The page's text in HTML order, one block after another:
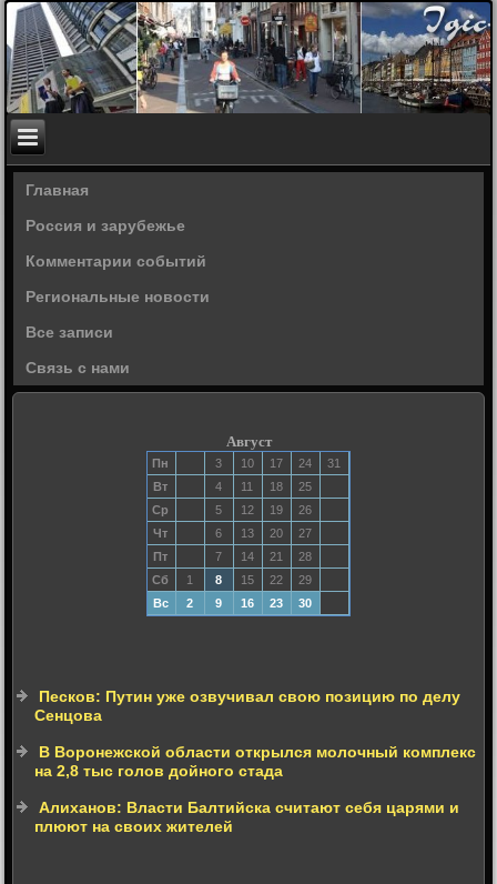
Главная
Россия и зарубежье
Комментарии событий
Региональные новости
Все записи
Связь с нами
Август
Пн 3 10 17 24
31
Вт
4 11 18
25
Ср
5 12 19
26
Чт
6 13 20
27
Пт
7 14 21
28
Сб
1 8 15 22
29
Вс
2 9 16 23 30
Песков: Путин уже озвучивал свою позицию по делу
Сенцова
В Воронежской области открылся молочный комплекс
на 2,8 тыс голов дойного стада
Алиханов: Власти Балтийска считают себя царями и
плюют на своих жителей